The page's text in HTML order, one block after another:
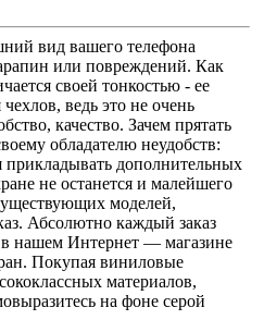
вид вашего телефона
или повреждений. Как
своей тонкостью - ее
ведь это не очень
качество. Зачем прятать
обладателю неудобств:
прикладывать дополнительных
не останется и малейшего
моделей,
Абсолютно каждый заказ
в нашем Интернет — магазине
Покупая виниловые
материалов,
на фоне серой